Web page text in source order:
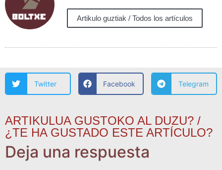
Artikulo guztiak / Todos los artículos
Twitter Facebook Telegram
ARTIKULUA GUSTOKO AL DUZU? /
¿TE HA GUSTADO ESTE ARTÍCULO?
Deja una respuesta